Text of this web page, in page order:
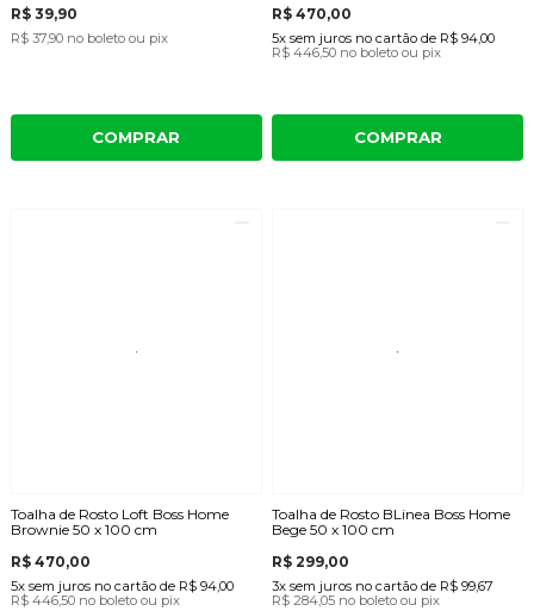
R$ 39,90
R$ 37,90 no boleto ou pix
COMPRAR
R$ 470,00
5x sem juros no cartão de R$ 94,00
R$ 446,50 no boleto ou pix
COMPRAR
Toalha de Rosto Loft Boss Home
Brownie 50 x 100 cm
R$ 470,00
5x sem juros no cartãode R$ 94,00
R$ 446,50 no boleto ou pix
Toalha de Rosto BLinea Boss Home
Bege 50 x 100 cm
R$ 299,00
3x sem juros no cartão de R$ 99,67
R$ 284,05 no boleto ou pix